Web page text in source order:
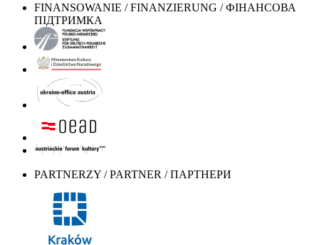
FINANSOWANIE / FINANZIERUNG / ФІНАНСОВА
ПІДТРИМКА
PARTNERZY / PARTNER / ПАРТНЕРИ